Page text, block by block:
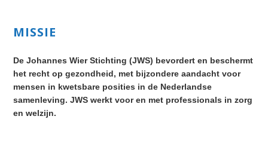
Primary
MISSIE
De Johannes Wier Stichting (JWS) bevordert en beschermt
het recht op gezondheid, met bijzondere aandacht voor
mensen in kwetsbare posities in de Nederlandse
samenleving. JWS werkt voor en met professionals in zorg
en welzijn.